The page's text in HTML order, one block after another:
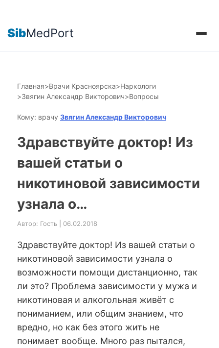
SibMedPort
Главная>Врачи Красноярска>Наркологи
>Звягин Александр Викторович>Вопросы
Кому: врачу Звягин Александр Викторович
Здравствуйте доктор! Из
вашей статьи о
никотиновой зависимости
узнала о…
Автор: Гость | 06.02.2018
Здравствуйте доктор! Из вашей статьи о
никотиновой зависимости узнала о
возможности помощи дистанционно, так
ли это? Проблема зависимости у мужа и
никотиновая и алкогольная живёт с
пониманием, или общим знанием, что
вредно, но как без этого жить не
понимает вообще. Много раз пытался,